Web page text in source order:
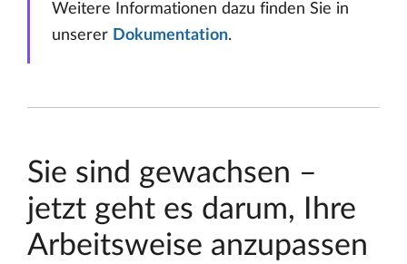
Weitere Informationen dazu finden Sie in
unserer Dokumentation.
Sie sind gewachsen –
jetzt geht es darum, Ihre
Arbeitsweise anzupassen